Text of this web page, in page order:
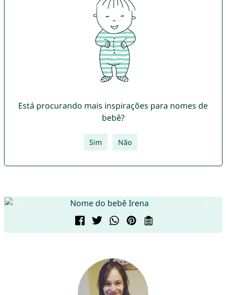
Está procurando mais inspirações para nomes de
bebê?
Sim Não